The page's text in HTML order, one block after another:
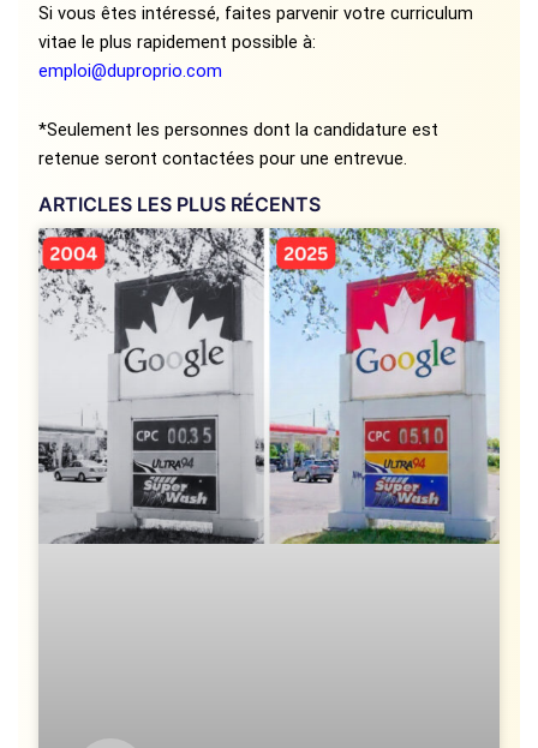
Si vous êtes intéressé, faites parvenir votre curriculum
vitae le plus rapidement possible à:
emploi@duproprio.com
*Seulement les personnes dont la candidature est
retenue seront contactées pour une entrevue.
ARTICLES LES PLUS RÉCENTS